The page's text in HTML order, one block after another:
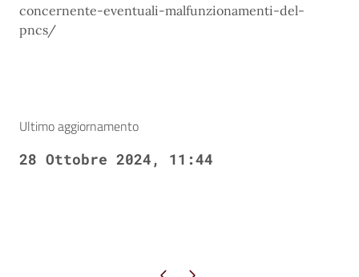
concernente-eventuali-malfunzionamenti-del-
pncs/
Ultimo aggiornamento
28 Ottobre 2024, 11:44